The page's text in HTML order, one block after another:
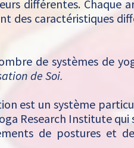
différentes. Chaque
des caractéristiques
de systèmes de
de Soi.
est un système
Research Institute qui
de postures et